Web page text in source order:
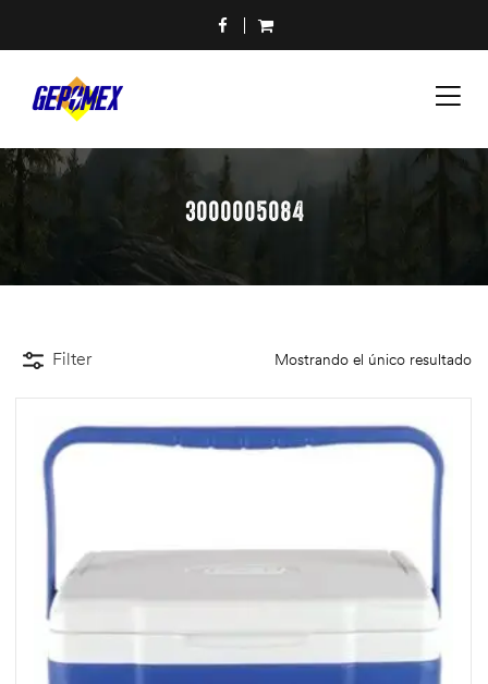
3000005084
Filter Mostrando el único resultado